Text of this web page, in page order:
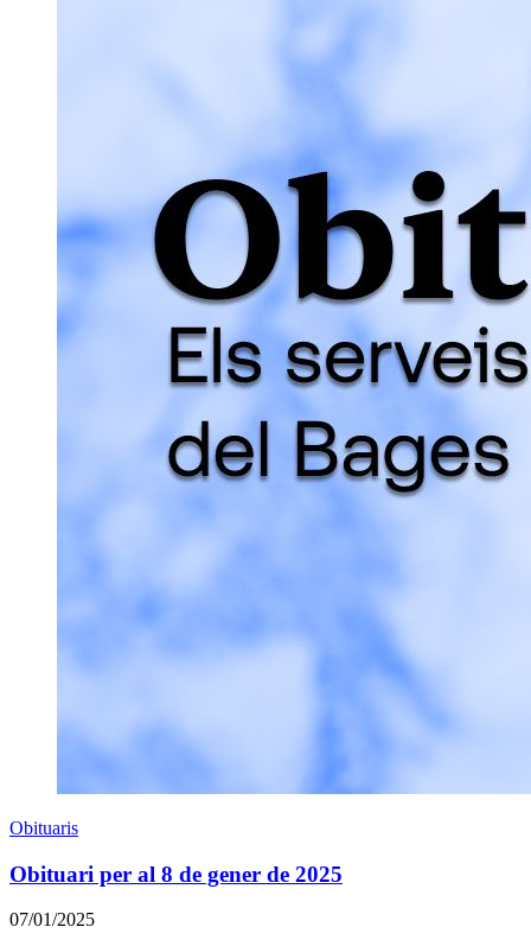
Obituaris
Obituari per al 8 de gener de 2025
07/01/2025